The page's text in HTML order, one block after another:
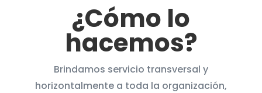
¿Cómo lo
hacemos?
Brindamos servicio transversal y
horizontalmente a toda la organización,